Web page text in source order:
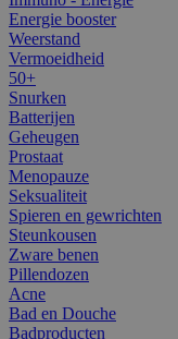
Energie booster
Weerstand
Vermoeidheid
50+
Snurken
Batterijen
Geheugen
Prostaat
Menopauze
Seksualiteit
Spieren en gewrichten
Steunkousen
Zware benen
Pillendozen
Acne
Bad en Douche
Badproducten